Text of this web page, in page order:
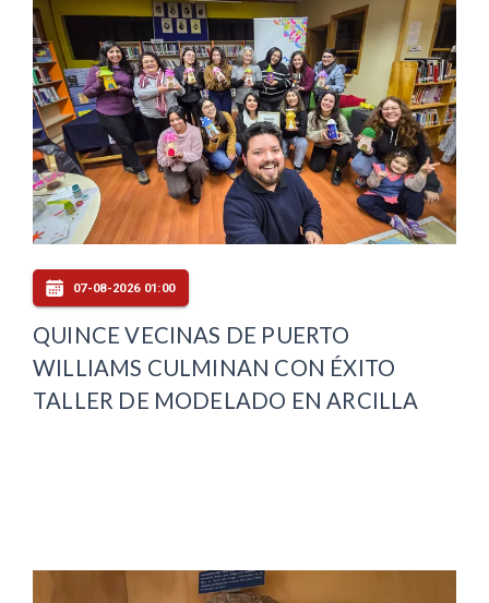
07-08-2026 01:00
QUINCE VECINAS DE PUERTO
WILLIAMS CULMINAN CON ÉXITO
TALLER DE MODELADO EN ARCILLA